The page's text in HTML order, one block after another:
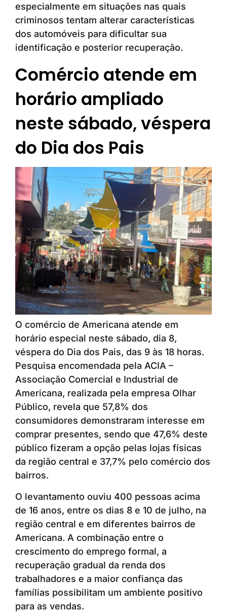
especialmente em situações nas quais
criminosos tentam alterar características
dos automóveis para dificultar sua
identificação e posterior recuperação.
Comércio atende em
horário ampliado
neste sábado, véspera
do Dia dos Pais
O comércio de Americana atende em
horário especial neste sábado, dia 8,
véspera do Dia dos Pais, das 9 às 18 horas.
Pesquisa encomendada pela ACIA –
Associação Comercial e Industrial de
Americana, realizada pela empresa Olhar
Público, revela que 57,8% dos
consumidores demonstraram interesse em
comprar presentes, sendo que 47,6% deste
público fizeram a opção pelas lojas físicas
da região central e 37,7% pelo comércio dos
bairros.
O levantamento ouviu 400 pessoas acima
de 16 anos, entre os dias 8 e 10 de julho, na
região central e em diferentes bairros de
Americana. A combinação entre o
crescimento do emprego formal, a
recuperação gradual da renda dos
trabalhadores e a maior confiança das
famílias possibilitam um ambiente positivo
para as vendas.